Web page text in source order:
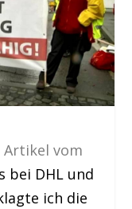
Artikel vom
bei DHL und
ich die